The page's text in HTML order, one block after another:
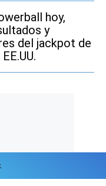
hoy,
y
del jackpot de